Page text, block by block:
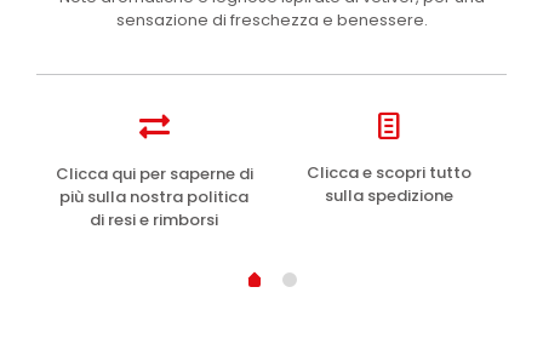
quantità
sensazione di freschezza e benessere.
Clicca qui per saperne di
più sulla nostra politica
di resi e rimborsi
Clicca e scopri tutto
sulla spedizione